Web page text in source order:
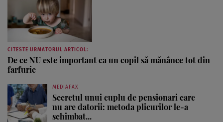
CITESTE URMATORUL ARTICOL:
De ce NU este important ca un copil să mănânce tot din
farfurie
MEDIAFAX
Secretul unui cuplu de pensionari care
nu are datorii: metoda plicurilor le-a
schimbat...